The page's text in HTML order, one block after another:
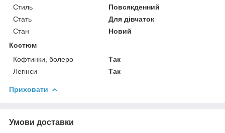
Стиль
Повсякденний
Стать
Для дівчаток
Стан
Новий
Костюм
Кофтинки, болеро
Так
Легінси
Так
Приховати
Умови доставки